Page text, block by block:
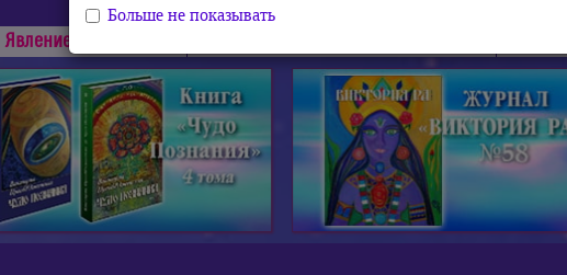
Явлениe Матери Мира
Больше не показывать